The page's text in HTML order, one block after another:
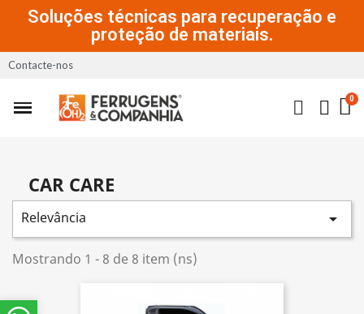
Soluções técnicas para recuperação e
proteção de materiais.
Contacte-nos
CAR CARE
Relevância 
Mostrando 1 - 8 de 8 item (ns)